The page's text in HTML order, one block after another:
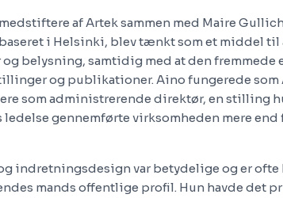
af Artek sammen med Maire
i Helsinki, blev tænkt som et middel til
belysning, samtidig med at den fremmede
og publikationer. Aino fungerede som
som administrerende direktør, en stilling
gennemførte virksomheden mere end
indretningsdesign var betydelige og er ofte
mands offentlige profil. Hun havde det